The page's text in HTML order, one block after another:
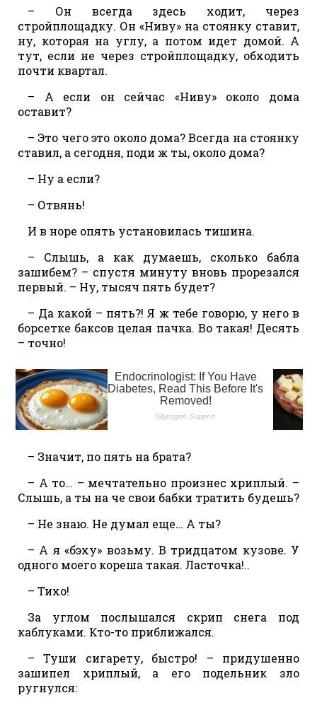
– Он всегда здесь ходит, через
стройплощадку. Он «Ниву» на стоянку ставит,
ну, которая на углу, а потом идет домой. А
тут, если не через стройплощадку, обходить
почти квартал.
– А если он сейчас «Ниву» около дома
оставит?
– Это чего это около дома? Всегда на стоянку
ставил, а сегодня, поди ж ты, около дома?
– Ну а если?
– Отвянь!
И в норе опять установилась тишина.
– Слышь, а как думаешь, сколько бабла
зашибем? – спустя минуту вновь прорезался
первый. – Ну, тысяч пять будет?
– Да какой – пять?! Я ж тебе говорю, у него в
борсетке баксов целая пачка. Во такая! Десять
– точно!
– Значит, по пять на брата?
– А то… – мечтательно произнес хриплый. –
Слышь, а ты на че свои бабки тратить будешь?
– Не знаю. Не думал еще… А ты?
– А я «бэху» возьму. В тридцатом кузове. У
одного моего кореша такая. Ласточка!..
– Тихо!
За углом послышался скрип снега под
каблуками. Кто-то приближался.
– Туши сигарету, быстро! – придушенно
зашипел хриплый, а его подельник зло
ругнулся: